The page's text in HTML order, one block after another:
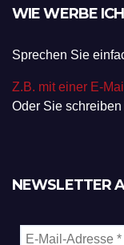
WIE WERBE
Sprechen Sie
Z.B. mit einer E-
Oder Sie
NEWSLETTER